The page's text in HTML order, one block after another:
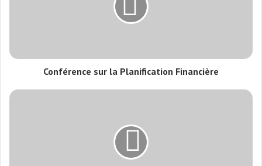
Conférence sur la Planification Financière